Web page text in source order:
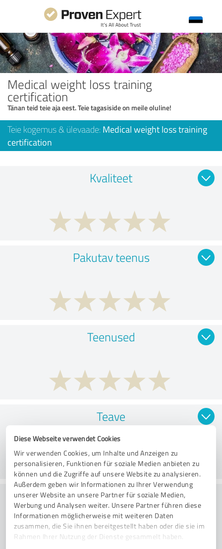
Diese Webseite verwendet Cookies
Wir verwenden Cookies, um Inhalte und Anzeigen zu
personalisieren, Funktionen für soziale Medien anbieten zu
können und die Zugriffe auf unsere Website zu analysieren.
Außerdem geben wir Informationen zu Ihrer Verwendung
unserer Website an unsere Partner für soziale Medien,
Werbung und Analysen weiter. Unsere Partner führen diese
Informationen möglicherweise mit weiteren Daten
zusammen, die Sie ihnen bereitgestellt haben oder die sie im
Rahmen Ihrer Nutzung der Dienste gesammelt haben.
Medical weight loss training
certification
Tänan teid teie aja eest. Teie tagasiside on meile oluline!
Teie kogemus & ülevaade: Medical weight loss training
certification
Kvaliteet
Pakutav teenus
Teenused
Teave
Väärtus